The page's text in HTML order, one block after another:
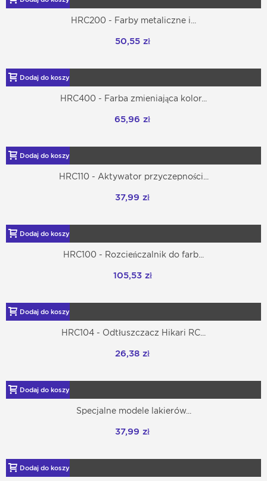
HRC200 - Farby metaliczne i...
50,55 zł
Dodaj do koszyka
HRC400 - Farba zmieniająca kolor...
65,96 zł
Dodaj do koszyka
HRC110 - Aktywator przyczepności...
37,99 zł
Dodaj do koszyka
HRC100 - Rozcieńczalnik do farb...
105,53 zł
Dodaj do koszyka
HRC104 - Odtłuszczacz Hikari RC...
26,38 zł
Dodaj do koszyka
Specjalne modele lakierów...
37,99 zł
Dodaj do koszyka